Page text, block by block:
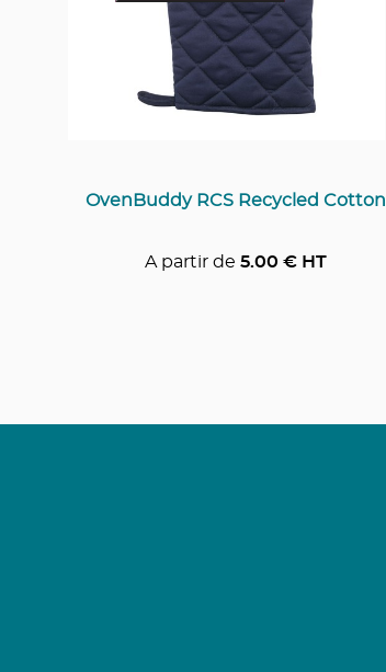
OvenBuddy RCS Recycled Cotton
A partir de 5.00 € HT